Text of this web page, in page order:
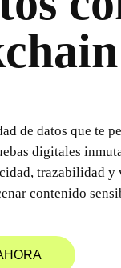
de datos que te
digitales
trazabilidad
contenido